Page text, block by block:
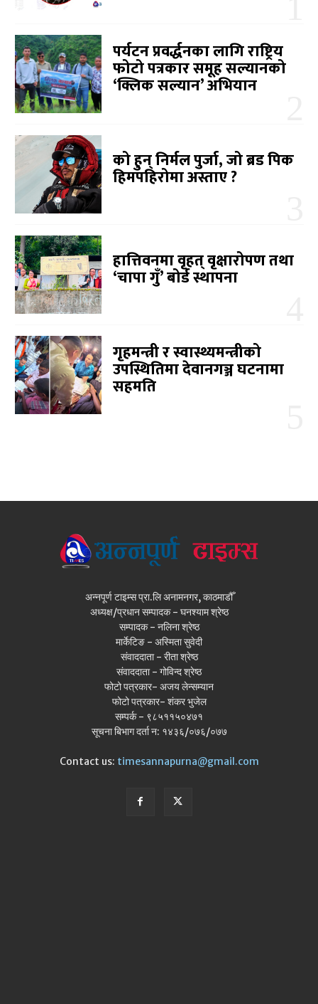
पर्यटन प्रवर्द्धनका लागि राष्ट्रिय
फोटो पत्रकार समूह सल्यानको
‘क्लिक सल्यान’ अभियान
को हुन् निर्मल पुर्जा, जो ब्रड पिक
हिमपहिरोमा अस्ताए ?
हात्तिवनमा वृहत् वृक्षारोपण तथा
‘चापा गुँ’ बोर्ड स्थापना
गृहमन्त्री र स्वास्थ्यमन्त्रीको
उपस्थितिमा देवानगञ्ज घटनामा
सहमति
अन्नपूर्ण टाइम्स प्रा.लि अनामनगर, काठमाडौँ
अध्यक्ष/प्रधान सम्पादक - घनश्याम श्रेष्ठ
सम्पादक - नलिना श्रेष्ठ
मार्केटिङ - अस्मिता सुवेदी
संवाददाता - रीता श्रेष्ठ
संवाददाता - गोविन्द श्रेष्ठ
फोटो पत्रकार- अजय लेन्सम्यान
फोटो पत्रकार- शंकर भुजेल
सम्पर्क - ९८५११५०४७१
सूचना बिभाग दर्ता न: १४३६/०७६/०७७
Contact us: timesannapurna@gmail.com